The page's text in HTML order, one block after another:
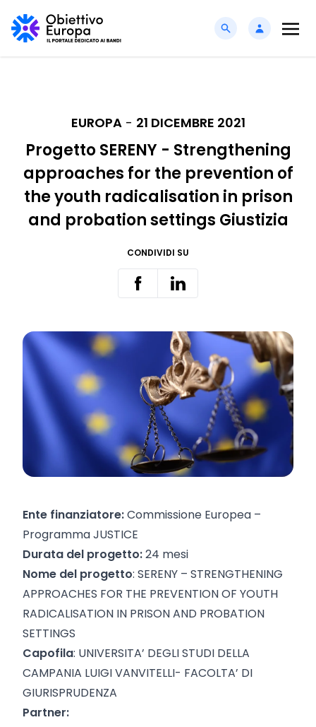
EUROPA- 21 DICEMBRE 2021
Progetto SERENY - Strengthening
approaches for the prevention of
the youth radicalisation in prison
and probation settings Giustizia
CONDIVIDI SU
Ente finanziatore:Commissione Europea –
Programma JUSTICE
Durata del progetto:24 mesi
Nome del progetto: SERENY – STRENGTHENING
APPROACHES FOR THE PREVENTION OF YOUTH
RADICALISATION IN PRISON AND PROBATION
SETTINGS
Capofila: UNIVERSITA’ DEGLI STUDI DELLA
CAMPANIA LUIGI VANVITELLI- FACOLTA’ DI
GIURISPRUDENZA
Partner: